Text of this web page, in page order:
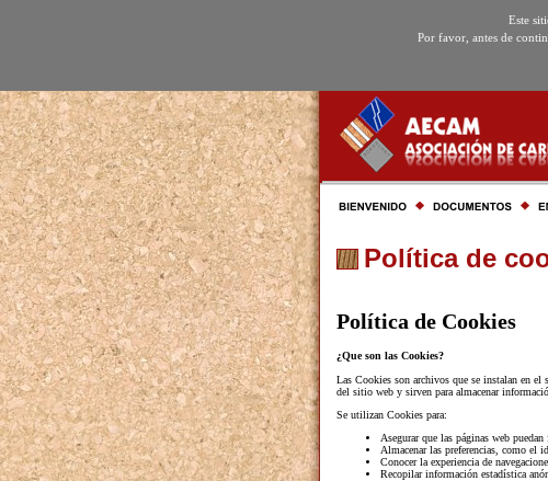
Este
Por favor, antes de
Política de
Política de Cookies
¿Que son las Cookies?
Las Cookies son archivos que se instalan en
del sitio web y sirven para almacenar
Se utilizan Cookies para:
Asegurar que las páginas web puedan
Almacenar las preferencias, como el
Conocer la experiencia de
Recopilar información estadística